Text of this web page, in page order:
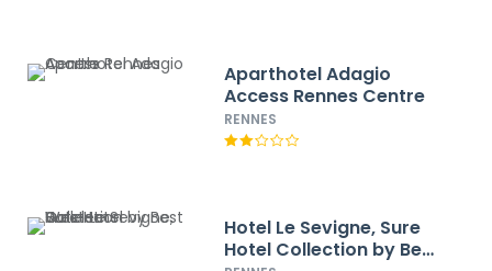
Aparthotel Adagio
Access Rennes Centre
RENNES
Hotel Le Sevigne, Sure
Hotel Collection by Best